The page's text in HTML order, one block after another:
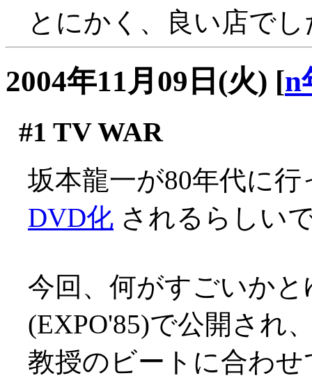
とにかく、良い店でし
2004年11月09日(火) [n
#1 TV WAR
坂本龍一が80年代に
DVD化 されるらしい
今回、何がすごいか
(EXPO'85)で公開され
教授のビートに合わ